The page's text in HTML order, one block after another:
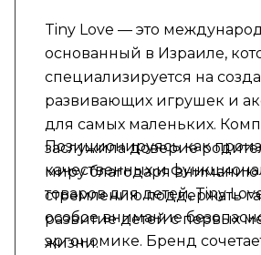
Tiny Love — это
основанный в Израиле,
специализируется на
развивающих игрушек и
для самых маленьких.
заслужила доверие
миру благодаря вниманию
стремлению поддержать
развитие детей с первых
жизни.
Позиционируясь как
качественных и
товаров для детей, Tiny
особое внимание
эргономике. Бренд